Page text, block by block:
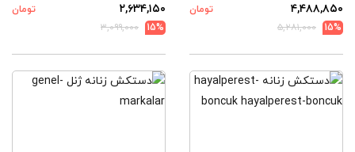
۴,۴۸۸,۸۵۰
تومان
15%
۵,۲۸۱,۰۰۰
۲,۶۳۴,۱۵۰
تومان
15%
۳,۰۹۹,۰۰۰